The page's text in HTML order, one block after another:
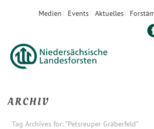
Medien Events Aktuelles
ARCHIV
Tag Archives for: "Petsreuper Gräberfeld"